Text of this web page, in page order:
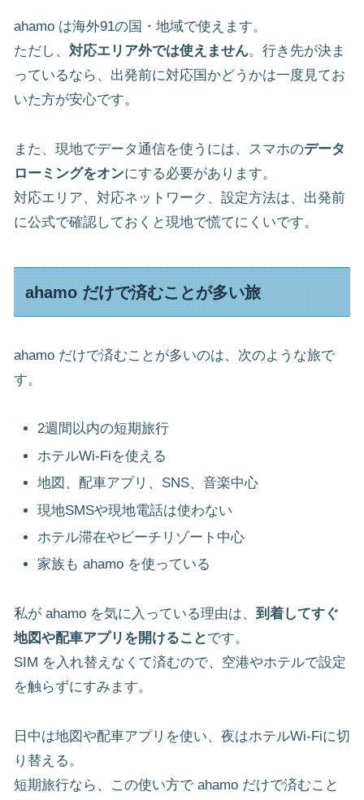
ahamo は海外91の国・地域で使えます。
ただし、 対応エリア外では使えません。行き先が決ま
っているなら、出発前に対応国かどうかは一度見てお
いた方が安心です。
また、現地でデータ通信を使うには、スマホのデータ
ローミングをオンにする必要があります。
対応エリア、対応ネットワーク、設定方法は、出発前
に公式で確認しておくと現地で慌てにくいです。
ahamo だけで済むことが多い旅
ahamo だけで済むことが多いのは、次のような旅で
す。
2週間以内の短期旅行
ホテルWi-Fiを使える
地図、配車アプリ、SNS、音楽中心
現地SMSや現地電話は使わない
ホテル滞在やビーチリゾート中心
家族も ahamo を使っている
私が ahamo を気に入っている理由は、 到着してすぐ
地図や配車アプリを開けること です。
SIM を入れ替えなくて済むので、空港やホテルで設定
を触らずにすみます。
日中は地図や配車アプリを使い、夜はホテルWi-Fiに切
り替える。
短期旅行なら、この使い方で ahamo だけで済むこと